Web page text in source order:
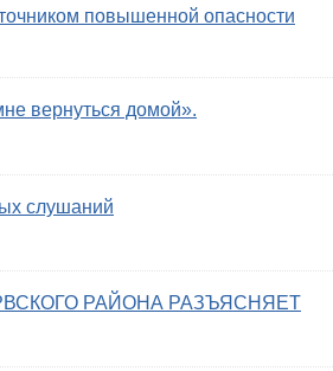
повышенной опасности
вернуться домой».
слушаний
РАЙОНА РАЗЪЯСНЯЕТ